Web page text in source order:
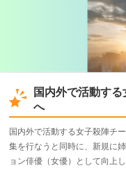
国内外で活動す
へ
国内外で活動する女子殺陣チ
集を行なうと同時に、新規に
ョン俳優（女優）として向上